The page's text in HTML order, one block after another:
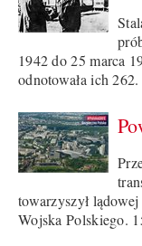
1942 do 25 marca
odnotowała ich
towarzyszył
Wojska Polskiego.